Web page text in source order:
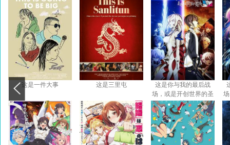
这是一件大事 这是三里屯
这是你与我的最后战
场，或是开创世界的圣
战